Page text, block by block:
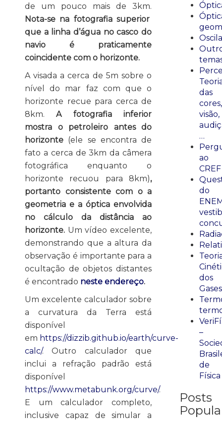
de um pouco mais de 3km.
Nota-se na fotografia superior
que a linha d’água no casco do
navio é praticamente
coincidente com o horizonte.
A visada a cerca de 5m sobre o
nível do mar faz com que o
horizonte recue para cerca de
8km.A fotografia inferior
mostra o petroleiro antes do
horizonte (ele se encontra de
fato a cerca de 3km da câmera
fotográfica enquanto o
horizonte recuou para 8km),
portanto consistente com o a
geometria e a óptica envolvida
no cálculo da distância ao
horizonte. Um vídeo excelente,
demonstrando que a altura da
observação é importante para a
ocultação de objetos distantes
é encontrado neste endereço.
Um excelente calculador sobre
a curvatura da Terra está
disponível
em https://dizzib.github.io/earth/curve-
calc/. Outro calculador que
inclui a refração padrão está
disponível
https://www.metabunk.org/curve/.
E um calculador completo,
inclusive capaz de simular a
das
cores,
visão,
…
ao
CREF
do
dos
Gases
–
de
Física
Posts